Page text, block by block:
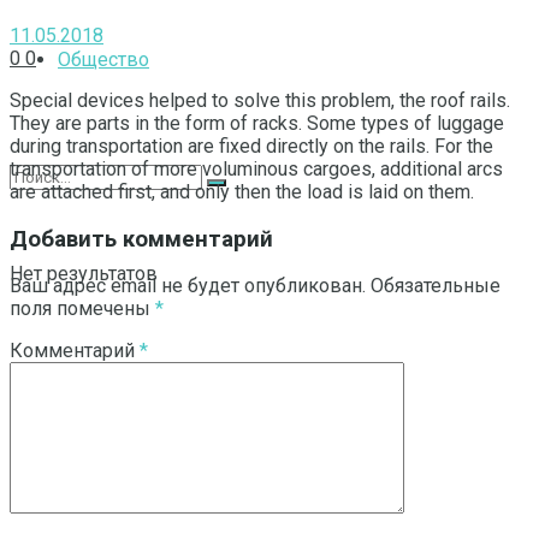
Общество
Нет результатов
Смотреть все результаты
11.05.2018
0 0
Special devices helped to solve this problem, the roof rails.
They are parts in the form of racks. Some types of luggage
during transportation are fixed directly on the rails. For the
transportation of more voluminous cargoes, additional arcs
are attached first, and only then the load is laid on them.
Добавить комментарий
Ваш адрес email не будет опубликован. Обязательные
поля помечены *
Комментарий *